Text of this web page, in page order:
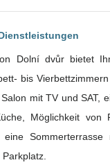
Dolní dvůr bietet
bis
mit TV und SAT,
Möglichkeit von
Sommerterrasse